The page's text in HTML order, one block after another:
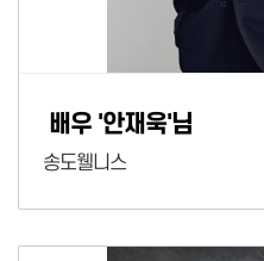
배우 '안재욱'님
송도웰니스